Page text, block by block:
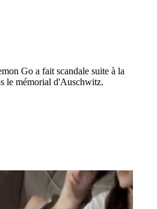
Go a fait scandale suite à la
le mémorial d'Auschwitz.